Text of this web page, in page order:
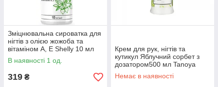
Зміцнювальна сироватка для
нігтів з олією жожоба та
вітаміном А, Е Shelly 10 мл
В наявності 1 од.
319 ₴
Крем для рук, нігтів та
кутикул Яблучний сорбет з
дозатором500 мл Tanoya
Немає в наявності